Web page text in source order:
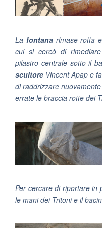
La fontanarimase rotta
cui si cercò di
pilastro centrale sotto il
scultore Vincent Apap e
di raddrizzare
errate le braccia rotte dei
Per cercare di riportare in
le mani dei Tritoni e il